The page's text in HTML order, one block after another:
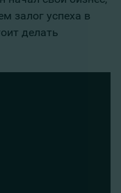
залог успеха в
делать